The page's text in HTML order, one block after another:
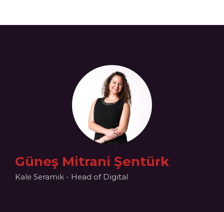
Güneş Mitrani Şentürk
Kale Seramik - Head of Digital